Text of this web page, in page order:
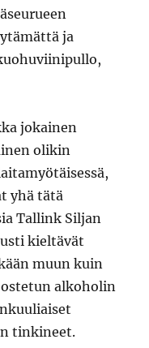
ja
jokainen
olikin
yhä tätä
Tallink Siljan
kieltävät
muun kuin
alkoholin
tinkineet.